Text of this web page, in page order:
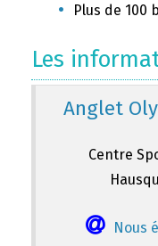
Plus de 100
Les
Anglet
Centre
Nous